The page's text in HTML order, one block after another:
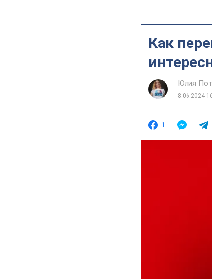
Как
Юлия
8.06.2024
1